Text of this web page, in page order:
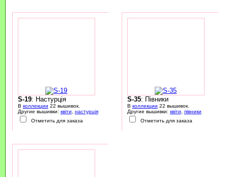
S-19: Настурція
В коллекции 22 вышивок.
Другие вышивки: квіти
настурція
Отметить для заказа
S-35: Півники
В коллекции 22 вышивок.
Другие вышивки: квіти
півники
Отметить для заказа